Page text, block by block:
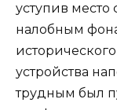
уступив
налобным
устройства
трудным был